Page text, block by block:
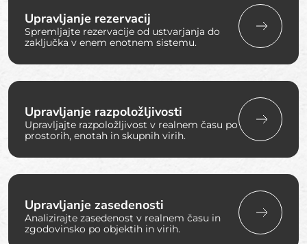
Upravljanje rezervacij
Spremljajte rezervacije od ustvarjanja do
zaključka v enem enotnem sistemu.
Upravljanje razpoložljivosti
Upravljajte razpoložljivost v realnem času po
prostorih, enotah in skupnih virih.
Upravljanje zasedenosti
Analizirajte zasedenost v realnem času in
zgodovinsko po objektih in virih.